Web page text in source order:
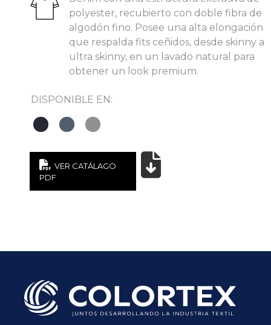
polyester, recubierto con doble fibra de
algodón fino. Posee una alta elongación
que respalda fits ceñidos, desde skinny a
ultra skinny, en un lavado natural para
obtener un look premium.
DISPONIBLE EN:
VER CATÁLAGO
PDF
Subir su cv*